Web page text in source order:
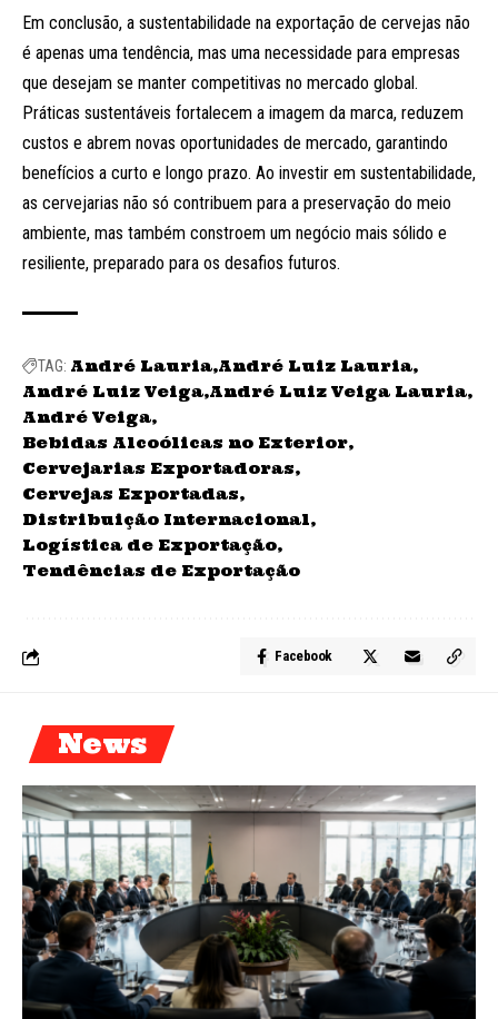
Em conclusão, a sustentabilidade na exportação de cervejas não
é apenas uma tendência, mas uma necessidade para empresas
que desejam se manter competitivas no mercado global.
Práticas sustentáveis fortalecem a imagem da marca, reduzem
custos e abrem novas oportunidades de mercado, garantindo
benefícios a curto e longo prazo. Ao investir em sustentabilidade,
as cervejarias não só contribuem para a preservação do meio
ambiente, mas também constroem um negócio mais sólido e
resiliente, preparado para os desafios futuros.
TAG: André Lauria André Luiz Lauria
André Luiz Veiga André Luiz Veiga Lauria
André Veiga
Bebidas Alcoólicas no Exterior
Cervejarias Exportadoras
Cervejas Exportadas
Distribuição Internacional
Logística de Exportação
Tendências de Exportação
Facebook
News